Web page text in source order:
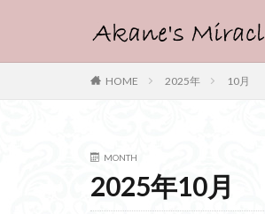
HOME 2025年 10月
MONTH
2025年10月